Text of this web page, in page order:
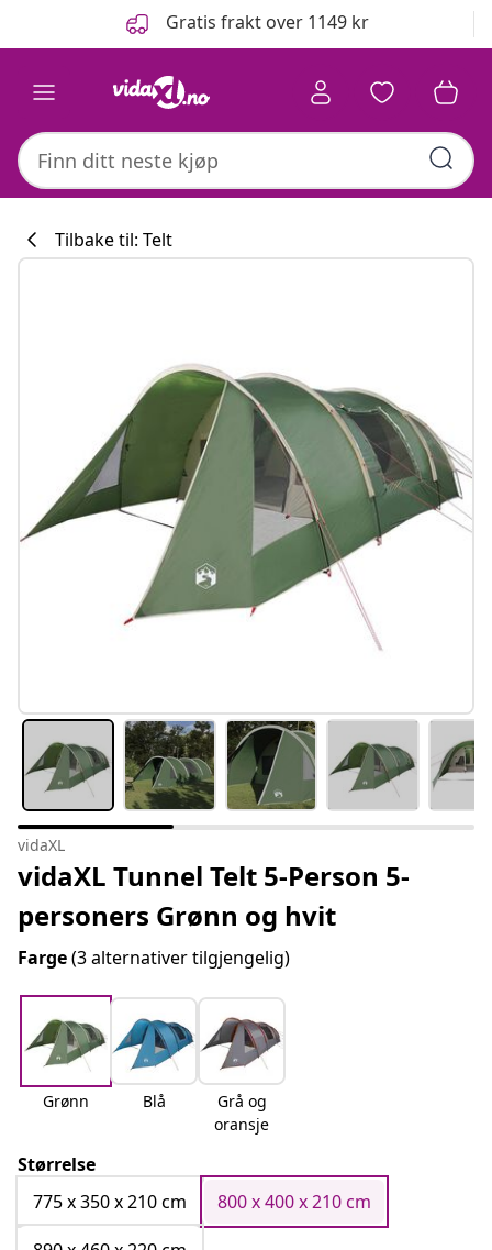
Gratis frakt over 1149 kr
Tilbake til: Telt
vidaXL
vidaXL Tunnel Telt 5-Person 5-
personers Grønn og hvit
Farge(3 alternativer tilgjengelig)
Grønn Blå
Grå og
oransje
Størrelse
775 x 350 x 210 cm
800 x 400 x 210 cm